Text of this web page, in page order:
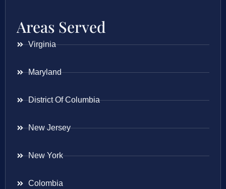
Areas Served
Virginia
Maryland
District Of Columbia
New Jersey
New York
Colombia